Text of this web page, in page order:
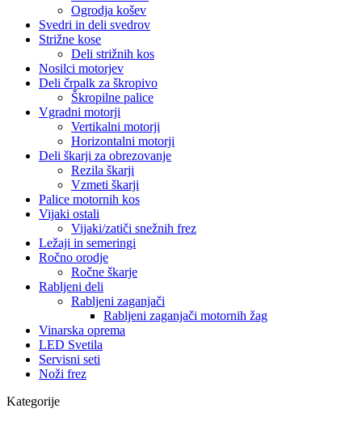
Ogrodja košev
Svedri in deli svedrov
Strižne kose
Deli strižnih kos
Nosilci motorjev
Deli črpalk za škropivo
Škropilne palice
Vgradni motorji
Vertikalni motorji
Horizontalni motorji
Deli škarji za obrezovanje
Rezila škarji
Vzmeti škarji
Palice motornih kos
Vijaki ostali
Vijaki/zatiči snežnih frez
Ležaji in semeringi
Ročno orodje
Ročne škarje
Rabljeni deli
Rabljeni zaganjači
Rabljeni zaganjači motornih žag
Vinarska oprema
LED Svetila
Servisni seti
Noži frez
Kategorije